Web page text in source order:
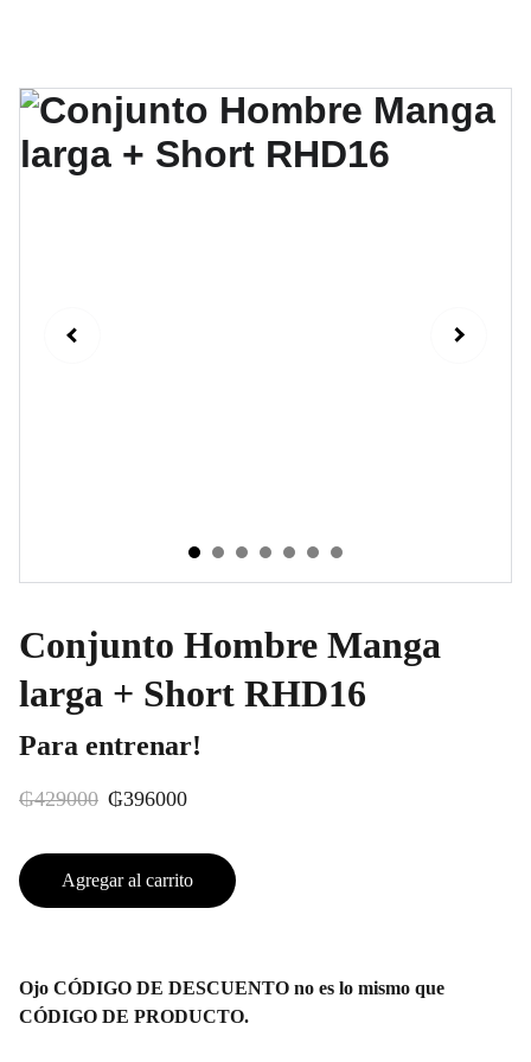
Conjunto Hombre Manga
larga + Short RHD16
Para entrenar!
₲429000 ₲396000
Agregar al carrito
Ojo CÓDIGO DE DESCUENTO no es lo mismo que
CÓDIGO DE PRODUCTO.